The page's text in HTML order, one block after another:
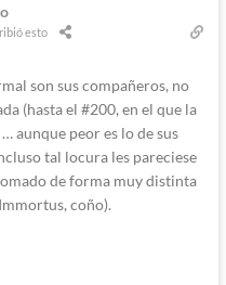
esto
son sus compañeros, no
(hasta el #200, en el que la
aunque peor es lo de sus
tal locura les pareciese
de forma muy distinta
coño).